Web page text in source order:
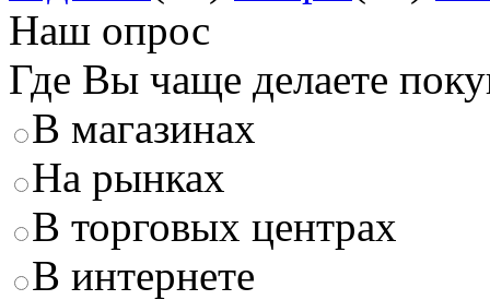
Наш опрос
Где Вы чаще делаете
В магазинах
На рынках
В торговых центрах
В интернете